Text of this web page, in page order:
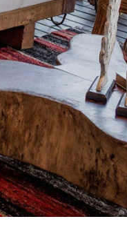
Beach House: O Local
para o Seu Casamento
de 2024
na Praia: O Guia
para um
Inesquecível
maio de 2024